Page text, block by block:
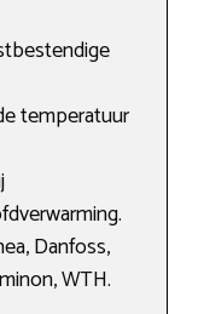
temperatuur
Danfoss,
WTH.